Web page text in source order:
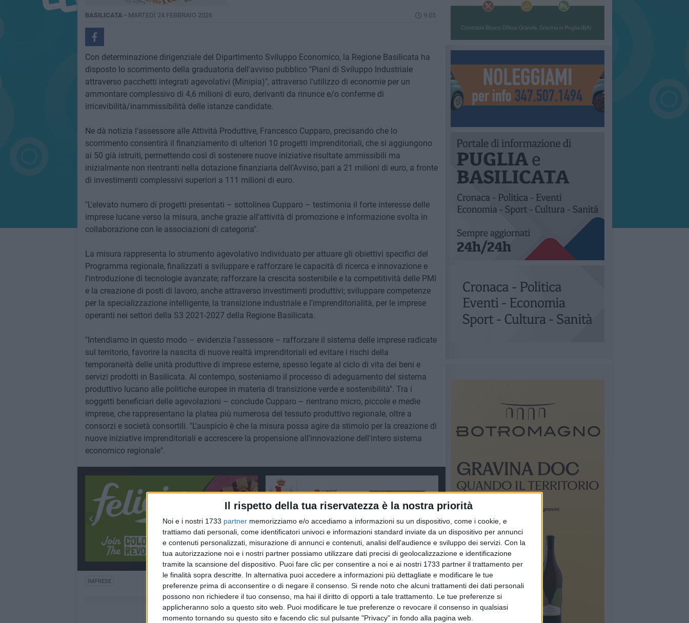
Il rispetto della tua riservatezza è la nostra priorità
Noi e i nostri 1733 partner memorizziamo e/o accediamo a informazioni su un dispositivo, come i cookie, e
trattiamo dati personali, come identificatori univoci e informazioni standard inviate da un dispositivo per annunci
e contenuti personalizzati, misurazione di annunci e contenuti, analisi dell'audience e sviluppo dei servizi. Con la
tua autorizzazione noi e i nostri partner possiamo utilizzare dati precisi di geolocalizzazione e identificazione
tramite la scansione del dispositivo. Puoi fare clic per consentire a noi e ai nostri 1733 partner il trattamento per
le finalità sopra descritte. In alternativa puoi accedere a informazioni più dettagliate e modificare le tue
preferenze prima di acconsentire o di negare il consenso. Si rende noto che alcuni trattamenti dei dati personali
possono non richiedere il tuo consenso, ma hai il diritto di opporti a tale trattamento. Le tue preferenze si
applicheranno solo a questo sito web. Puoi modificare le tue preferenze o revocare il consenso in qualsiasi
momento tornando su questo sito e facendo clic sul pulsante "Privacy" in fondo alla pagina web.
BASILICATA - MARTEDÌ 24 FEBBRAIO 2026 9.05
Con determinazione dirigenziale del Dipartimento Sviluppo Economico, la Regione Basilicata ha
disposto lo scorrimento della graduatoria dell'avviso pubblico "Piani di Sviluppo Industriale
attraverso pacchetti integrati agevolativi (Minipia)", attraverso l'utilizzo di economie per un
ammontare complessivo di 4,6 milioni di euro, derivanti da rinunce e/o conferme di
irricevibilità/inammissibilità delle istanze candidate.
Ne dà notizia l'assessore alle Attività Produttive, Francesco Cupparo, precisando che lo
scorrimento consentirà il finanziamento di ulteriori 10 progetti imprenditoriali, che si aggiungono
ai 50 già istruiti, permettendo così di sostenere nuove iniziative risultate ammissibili ma
inizialmente non rientranti nella dotazione finanziaria dell'Avviso, pari a 21 milioni di euro, a fronte
di investimenti complessivi superiori a 111 milioni di euro.
"L'elevato numero di progetti presentati – sottolinea Cupparo – testimonia il forte interesse delle
imprese lucane verso la misura, anche grazie all'attività di promozione e informazione svolta in
collaborazione con le associazioni di categoria".
La misura rappresenta lo strumento agevolativo individuato per attuare gli obiettivi specifici del
Programma regionale, finalizzati a sviluppare e rafforzare le capacità di ricerca e innovazione e
l'introduzione di tecnologie avanzate; rafforzare la crescita sostenibile e la competitività delle PMI
e la creazione di posti di lavoro, anche attraverso investimenti produttivi; sviluppare competenze
per la specializzazione intelligente, la transizione industriale e l'imprenditorialità, per le imprese
operanti nei settori della S3 2021-2027 della Regione Basilicata.
"Intendiamo in questo modo – evidenzia l'assessore – rafforzare il sistema delle imprese radicate
sul territorio, favorire la nascita di nuove realtà imprenditoriali ed evitare i rischi della
temporaneità delle unità produttive di imprese esterne, spesso legate al ciclo di vita dei beni e
servizi prodotti in Basilicata. Al contempo, sosteniamo il processo di adeguamento del sistema
produttivo lucano alle politiche europee in materia di transizione verde e sostenibilità". Tra i
soggetti beneficiari delle agevolazioni – conclude Cupparo – rientrano micro, piccole e medie
imprese, che rappresentano la platea più numerosa del tessuto produttivo regionale, oltre a
consorzi e società consortili. "L'auspicio è che la misura possa agire da stimolo per la creazione di
nuove iniziative imprenditoriali e accrescere la propensione all'innovazione dell'intero sistema
economico regionale".
IMPRESE